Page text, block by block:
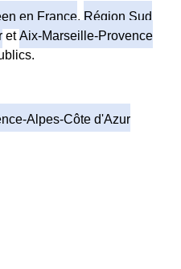
en France,Région Sud
etAix-Marseille-Provence
Alpes-Côte d'Azur